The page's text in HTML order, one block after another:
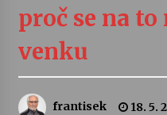
30. 7.
30. 7.
proč se na
venku
frantisek 18. 5.